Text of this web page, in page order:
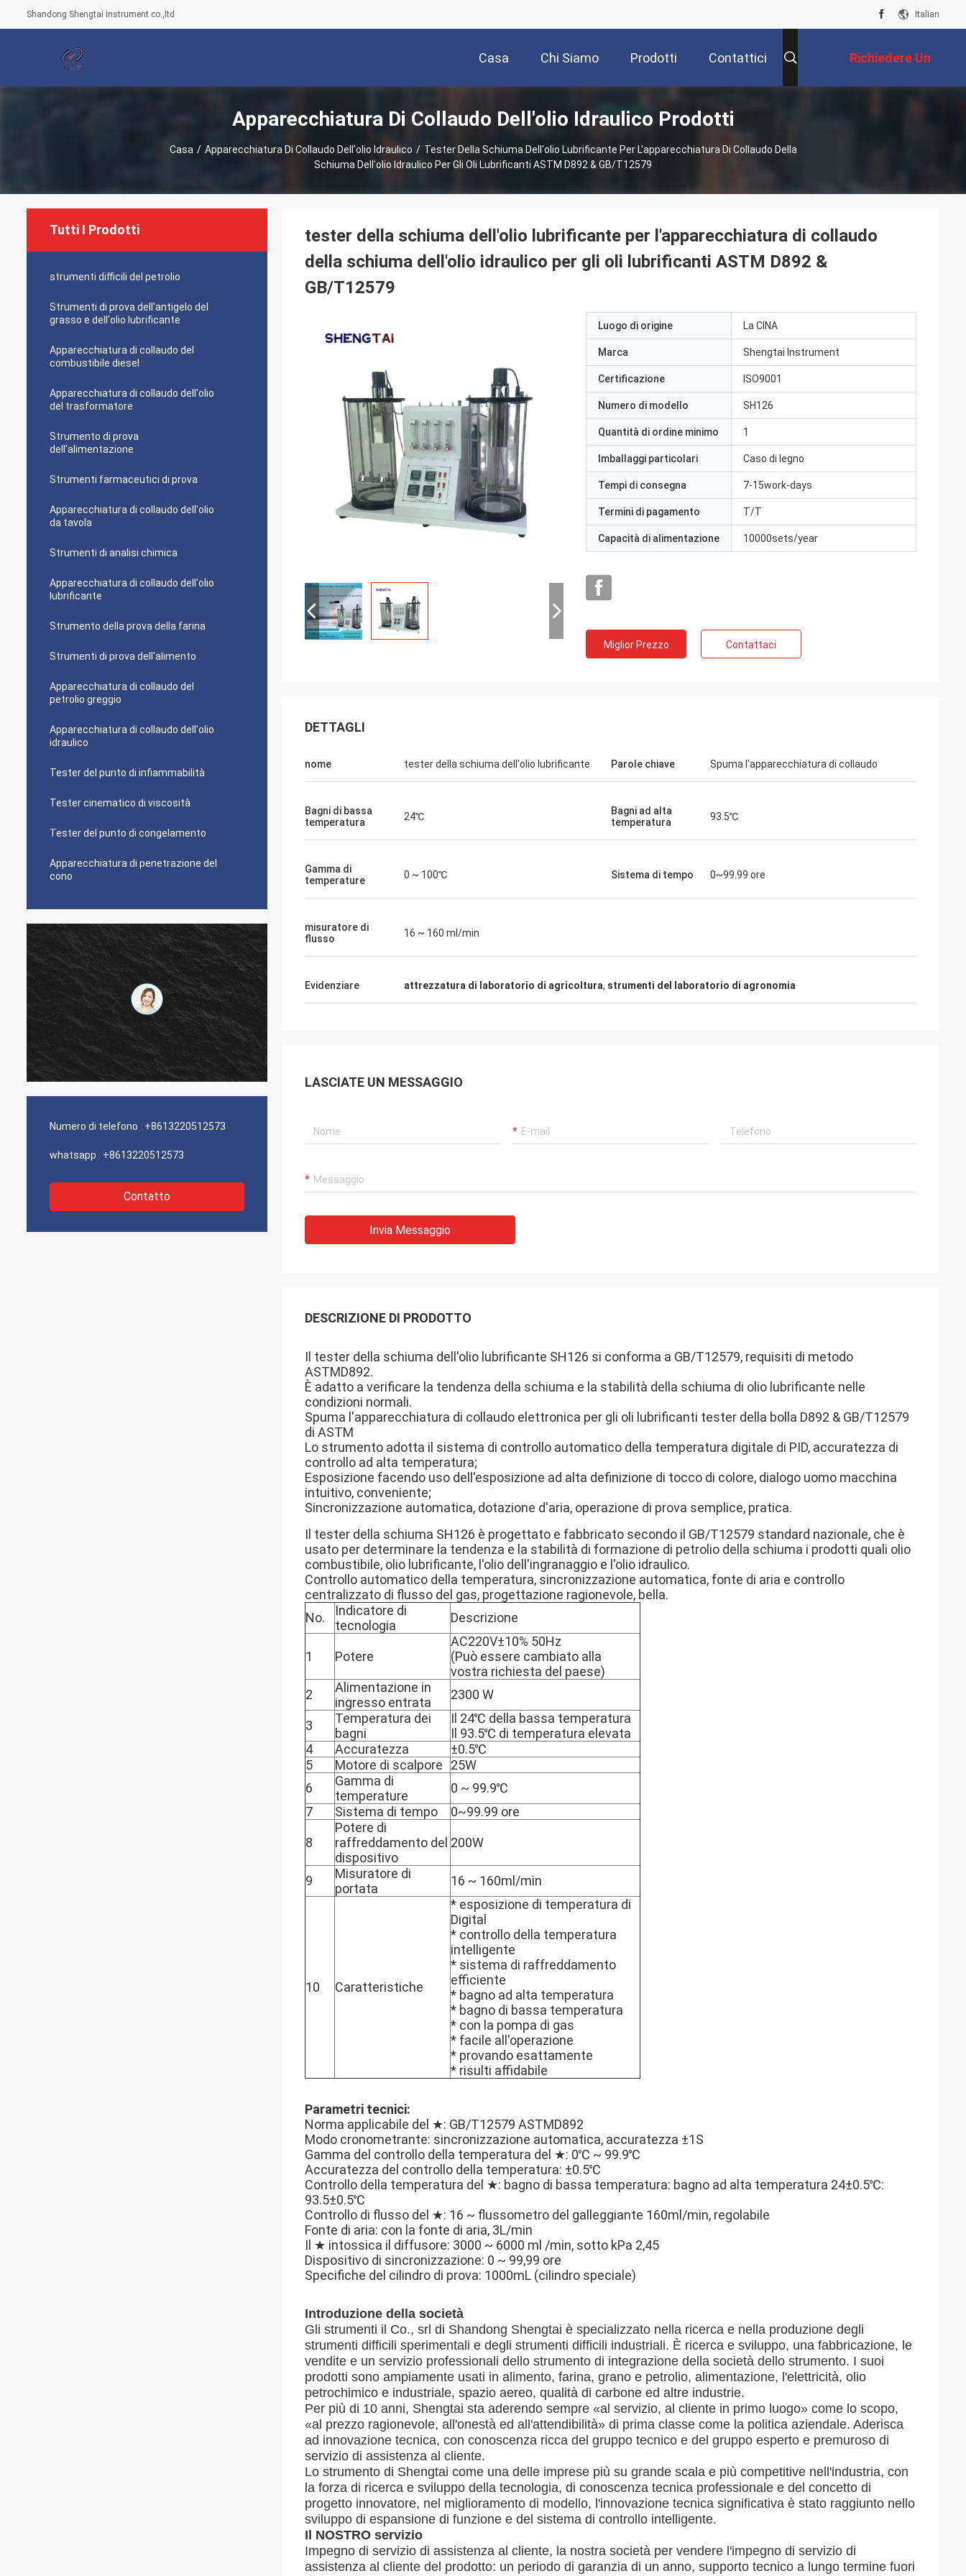
Shandong Shengtai instrument co.,ltd Italian
Casa Chi Siamo Prodotti Contattici Richiedere Un
Preventivo
Apparecchiatura Di Collaudo Dell'olio Idraulico Prodotti
Casa / Apparecchiatura Di Collaudo Dell'olio Idraulico / Tester Della Schiuma Dell'olio Lubrificante Per L'apparecchiatura Di Collaudo Della
Schiuma Dell'olio Idraulico Per Gli Oli Lubrificanti ASTM D892 & GB/T12579
Tutti I Prodotti
strumenti difficili del petrolio
Strumenti di prova dell'antigelo del
grasso e dell'olio lubrificante
Apparecchiatura di collaudo del
combustibile diesel
Apparecchiatura di collaudo dell'olio
del trasformatore
Strumento di prova
dell'alimentazione
Strumenti farmaceutici di prova
Apparecchiatura di collaudo dell'olio
da tavola
Strumenti di analisi chimica
Apparecchiatura di collaudo dell'olio
lubrificante
Strumento della prova della farina
Strumenti di prova dell'alimento
Apparecchiatura di collaudo del
petrolio greggio
Apparecchiatura di collaudo dell'olio
idraulico
Tester del punto di infiammabilità
Tester cinematico di viscosità
Tester del punto di congelamento
Apparecchiatura di penetrazione del
cono
Numero di telefono : +8613220512573
whatsapp : +8613220512573
Contatto
tester della schiuma dell'olio lubrificante per l'apparecchiatura di collaudo
della schiuma dell'olio idraulico per gli oli lubrificanti ASTM D892 &
GB/T12579
Luogo di origine La CINA
Marca Shengtai Instrument
Certificazione ISO9001
Numero di modello SH126
Quantità di ordine minimo 1
Imballaggi particolari Caso di legno
Tempi di consegna 7-15work-days
Termini di pagamento T/T
Capacità di alimentazione 10000sets/year
Miglior Prezzo Contattaci
DETTAGLI
nome tester della schiuma dell'olio lubrificante Parole chiave Spuma l'apparecchiatura di collaudo
Bagni di bassa
temperatura
24℃
Bagni ad alta
temperatura
93.5℃
Gamma di
temperature
0 ~ 100℃ Sistema di tempo 0~99.99 ore
misuratore di
flusso
16 ~ 160 ml/min
Evidenziare attrezzatura di laboratorio di agricoltura, strumenti del laboratorio di agronomia
LASCIATE UN MESSAGGIO
Invia Messaggio
DESCRIZIONE DI PRODOTTO
Il tester della schiuma dell'olio lubrificante SH126 si conforma a GB/T12579, requisiti di metodo
ASTMD892.
È adatto a verificare la tendenza della schiuma e la stabilità della schiuma di olio lubrificante nelle
condizioni normali.
Spuma l'apparecchiatura di collaudo elettronica per gli oli lubrificanti tester della bolla D892 & GB/T12579
di ASTM
Lo strumento adotta il sistema di controllo automatico della temperatura digitale di PID, accuratezza di
controllo ad alta temperatura;
Esposizione facendo uso dell'esposizione ad alta definizione di tocco di colore, dialogo uomo macchina
intuitivo, conveniente;
Sincronizzazione automatica, dotazione d'aria, operazione di prova semplice, pratica.
Il tester della schiuma SH126 è progettato e fabbricato secondo il GB/T12579 standard nazionale, che è
usato per determinare la tendenza e la stabilità di formazione di petrolio della schiuma i prodotti quali olio
combustibile, olio lubrificante, l'olio dell'ingranaggio e l'olio idraulico.
Controllo automatico della temperatura, sincronizzazione automatica, fonte di aria e controllo
centralizzato di flusso del gas, progettazione ragionevole, bella.
No.
Indicatore di
tecnologia
Descrizione
1 Potere
AC220V±10% 50Hz
(Può essere cambiato alla
vostra richiesta del paese)
2
Alimentazione in
ingresso entrata
2300 W
3
Temperatura dei
bagni
Il 24℃ della bassa temperatura
Il 93.5℃ di temperatura elevata
4
Accuratezza
±0.5℃
5
Motore di scalpore
25W
6
Gamma di
temperature
0 ~ 99.9℃
7
Sistema di tempo 0~99.99 ore
8
Potere di
raffreddamento del
dispositivo
200W
9
Misuratore di
portata
16 ~ 160ml/min
10 Caratteristiche
* esposizione di temperatura di
Digital
* controllo della temperatura
intelligente
* sistema di raffreddamento
efficiente
* bagno ad alta temperatura
* bagno di bassa temperatura
* con la pompa di gas
* facile all'operazione
* provando esattamente
* risulti affidabile
Parametri tecnici:
Norma applicabile del ★: GB/T12579 ASTMD892
Modo cronometrante: sincronizzazione automatica, accuratezza ±1S
Gamma del controllo della temperatura del ★: 0℃ ~ 99.9℃
Accuratezza del controllo della temperatura: ±0.5℃
Controllo della temperatura del ★: bagno di bassa temperatura: bagno ad alta temperatura 24±0.5℃:
93.5±0.5℃
Controllo di flusso del ★: 16 ~ flussometro del galleggiante 160ml/min, regolabile
Fonte di aria: con la fonte di aria, 3L/min
Il ★ intossica il diffusore: 3000 ~ 6000 ml /min, sotto kPa 2,45
Dispositivo di sincronizzazione: 0 ~ 99,99 ore
Specifiche del cilindro di prova: 1000mL (cilindro speciale)
Introduzione della società
Gli strumenti il Co., srl di Shandong Shengtai è specializzato nella ricerca e nella produzione degli
strumenti difficili sperimentali e degli strumenti difficili industriali. È ricerca e sviluppo, una fabbricazione, le
vendite e un servizio professionali dello strumento di integrazione della società dello strumento. I suoi
prodotti sono ampiamente usati in alimento, farina, grano e petrolio, alimentazione, l'elettricità, olio
petrochimico e industriale, spazio aereo, qualità di carbone ed altre industrie.
Per più di 10 anni, Shengtai sta aderendo sempre «al servizio, al cliente in primo luogo» come lo scopo,
«al prezzo ragionevole, all'onestà ed all'attendibilità» di prima classe come la politica aziendale. Aderisca
ad innovazione tecnica, con conoscenza ricca del gruppo tecnico e del gruppo esperto e premuroso di
servizio di assistenza al cliente.
Lo strumento di Shengtai come una delle imprese più su grande scala e più competitive nell'industria, con
la forza di ricerca e sviluppo della tecnologia, di conoscenza tecnica professionale e del concetto di
progetto innovatore, nel miglioramento di modello, l'innovazione tecnica significativa è stato raggiunto nello
sviluppo di espansione di funzione e del sistema di controllo intelligente.
Il NOSTRO servizio
Impegno di servizio di assistenza al cliente, la nostra società per vendere l'impegno di servizio di
assistenza al cliente del prodotto: un periodo di garanzia di un anno, supporto tecnico a lungo termine fuori